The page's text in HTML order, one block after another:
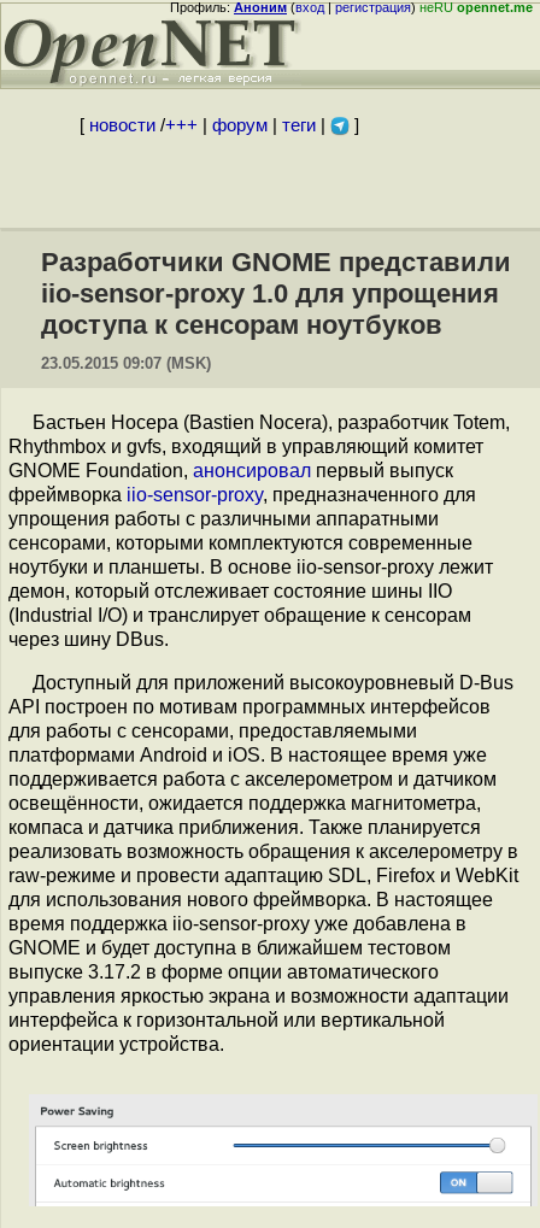
Профиль:Аноним(вход|регистрация)неRUopennet.me
[ новости/+++ форум| теги| ]
Разработчики GNOME представили
iio-sensor-proxy 1.0 для упрощения
доступа к сенсорам ноутбуков
23.05.2015 09:07 (MSK)
Бастьен Ноcера (Bastien Nocera), разработчик Totem,
Rhythmbox и gvfs, входящий в управляющий комитет
GNOME Foundation, анонсировал первый выпуск
фреймворка iio-sensor-proxy, предназначенного для
упрощения работы с различными аппаратными
сенсорами, которыми комплектуются современные
ноутбуки и планшеты. В основе iio-sensor-proxy лежит
демон, который отслеживает состояние шины IIO
(Industrial I/O) и транслирует обращение к сенсорам
через шину DBus.
Доступный для приложений высокоуровневый D-Bus
API построен по мотивам программных интерфейсов
для работы с сенсорами, предоставляемыми
платформами Android и iOS. В настоящее время уже
поддерживается работа с акселерометром и датчиком
освещённости, ожидается поддержка магнитометра,
компаса и датчика приближения. Также планируется
реализовать возможность обращения к акселерометру в
raw-режиме и провести адаптацию SDL, Firefox и WebKit
для использования нового фреймворка. В настоящее
время поддержка iio-sensor-proxy уже добавлена в
GNOME и будет доступна в ближайшем тестовом
выпуске 3.17.2 в форме опции автоматического
управления яркостью экрана и возможности адаптации
интерфейса к горизонтальной или вертикальной
ориентации устройства.